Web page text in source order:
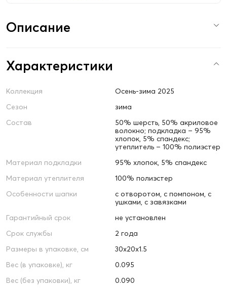
Описание
Характеристики
Коллекция
Осень-зима 2025
Сезон
зима
Состав
50% шерсть, 50% акриловое
волокно; подкладка – 95%
хлопок, 5% спандекс;
утеплитель – 100% полиэстер
Материал подкладки
95% хлопок, 5% спандекс
Материал утеплителя
100% полиэстер
Особенности шапки
с отворотом, с помпоном, с
ушками, с завязками
Гарантийный срок
не установлен
Срок службы
2 года
Размеры в упаковке, см
30х20х1.5
Вес (в упаковке), кг
0.095
Вес (без упаковки), кг
0.090